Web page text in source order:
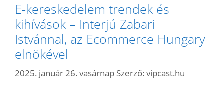
E-kereskedelem trendek és
kihívások – Interjú Zabari
Istvánnal, az Ecommerce Hungary
elnökével
2025. január 26. vasárnap Szerző: vipcast.hu